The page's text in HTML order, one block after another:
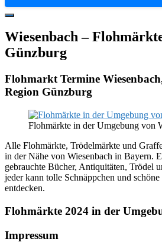
Hide
Content
Wiesenbach –
Günzburg
Flohmarkt Termine
Region Günzburg
Flohmärkte in der Umgebung von
Alle Flohmärkte, Trödelmärkte und
in der Nähe von Wiesenbach in Bayern.
gebrauchte Bücher, Antiquitäten, Trödel
jeder kann tolle Schnäppchen und
entdecken.
Flohmärkte 2024 in der
Footer
Impressum